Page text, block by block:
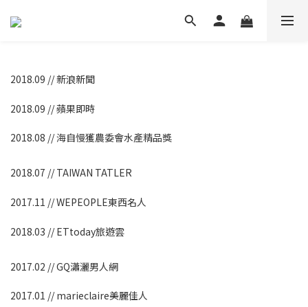
2018.09 // 新浪新聞
2018.09 // 蘋果即時
2018.08 // 海自慢獲農委會水產精品獎
2018.07 // TAIWAN TATLER
2017.11 // WEPEOPLE東西名人
2018.03 // ETtoday旅遊雲
2017.02 // GQ瀟灑男人網
2017.01 // marieclaire美麗佳人